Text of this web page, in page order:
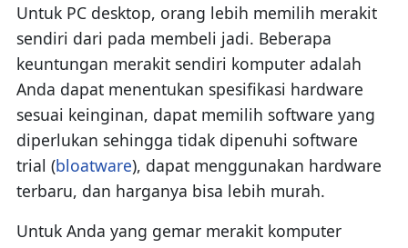
Untuk PC desktop, orang lebih memilih merakit
sendiri dari pada membeli jadi. Beberapa
keuntungan merakit sendiri komputer adalah
Anda dapat menentukan spesifikasi hardware
sesuai keinginan, dapat memilih software yang
diperlukan sehingga tidak dipenuhi software
trial (bloatware), dapat menggunakan hardware
terbaru, dan harganya bisa lebih murah.
Untuk Anda yang gemar merakit komputer